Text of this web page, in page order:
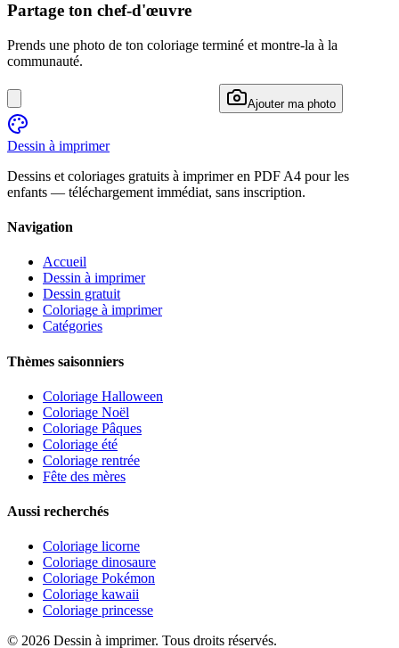
Partage ton chef-d'œuvre
Prends une photo de ton coloriage terminé et montre-la à la
communauté.
Ajouter ma photo
Dessin à imprimer
Dessins et coloriages gratuits à imprimer en PDF A4 pour les
enfants — téléchargement immédiat, sans inscription.
Navigation
Accueil
Dessin à imprimer
Dessin gratuit
Coloriage à imprimer
Catégories
Thèmes saisonniers
Coloriage Halloween
Coloriage Noël
Coloriage Pâques
Coloriage été
Coloriage rentrée
Fête des mères
Aussi recherchés
Coloriage licorne
Coloriage dinosaure
Coloriage Pokémon
Coloriage kawaii
Coloriage princesse
© 2026 Dessin à imprimer. Tous droits réservés.